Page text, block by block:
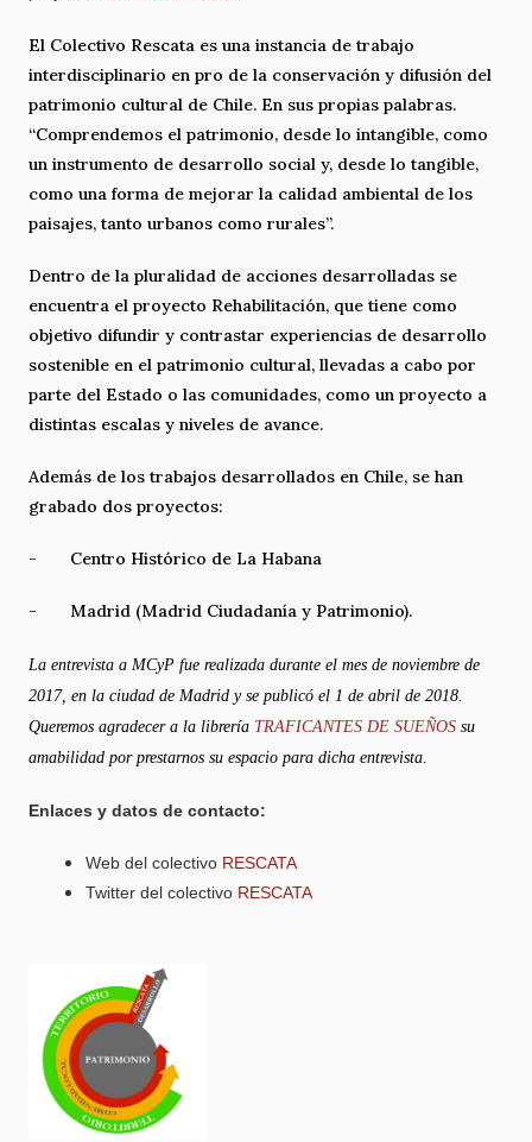
El Colectivo Rescata es una instancia de trabajo
interdisciplinario en pro de la conservación y difusión del
patrimonio cultural de Chile. En sus propias palabras.
“Comprendemos el patrimonio, desde lo intangible, como
un instrumento de desarrollo social y, desde lo tangible,
como una forma de mejorar la calidad ambiental de los
paisajes, tanto urbanos como rurales”.
Dentro de la pluralidad de acciones desarrolladas se
encuentra el proyecto Rehabilitación, que tiene como
objetivo difundir y contrastar experiencias de desarrollo
sostenible en el patrimonio cultural, llevadas a cabo por
parte del Estado o las comunidades, como un proyecto a
distintas escalas y niveles de avance.
Además de los trabajos desarrollados en Chile, se han
grabado dos proyectos:
- Centro Histórico de La Habana
- Madrid (Madrid Ciudadanía y Patrimonio).
La entrevista a MCyP fue realizada durante el mes de noviembre de
2017, en la ciudad de Madrid y se publicó el 1 de abril de 2018.
Queremos agradecer a la librería TRAFICANTES DE SUEÑOS su
amabilidad por prestarnos su espacio para dicha entrevista.
Enlaces y datos de contacto:
Web del colectivo RESCATA
Twitter del colectivo RESCATA